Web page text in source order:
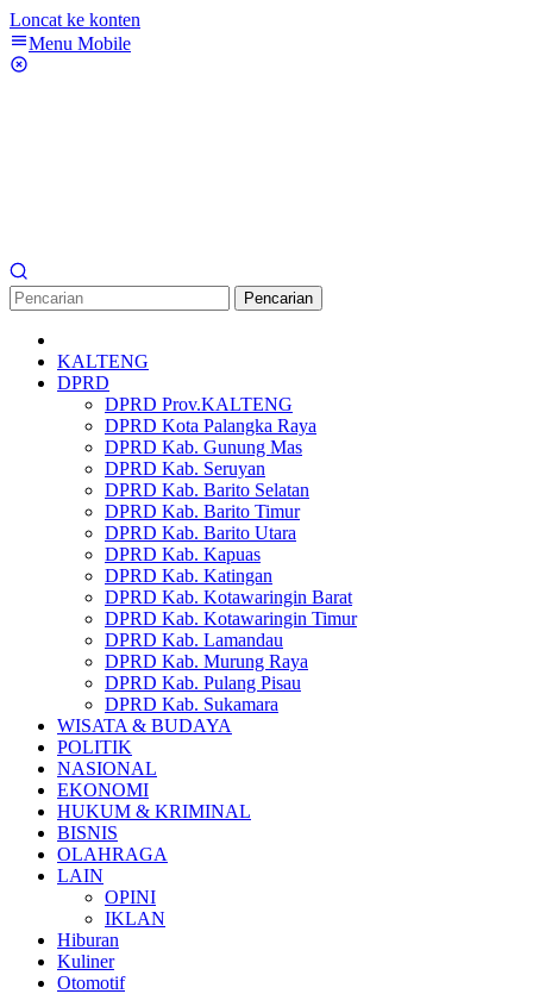
Loncat ke konten
Menu Mobile
Pencarian
KALTENG
DPRD
DPRD Prov.KALTENG
DPRD Kota Palangka Raya
DPRD Kab. Gunung Mas
DPRD Kab. Seruyan
DPRD Kab. Barito Selatan
DPRD Kab. Barito Timur
DPRD Kab. Barito Utara
DPRD Kab. Kapuas
DPRD Kab. Katingan
DPRD Kab. Kotawaringin Barat
DPRD Kab. Kotawaringin Timur
DPRD Kab. Lamandau
DPRD Kab. Murung Raya
DPRD Kab. Pulang Pisau
DPRD Kab. Sukamara
WISATA & BUDAYA
POLITIK
NASIONAL
EKONOMI
HUKUM & KRIMINAL
BISNIS
OLAHRAGA
LAIN
OPINI
IKLAN
Hiburan
Kuliner
Otomotif